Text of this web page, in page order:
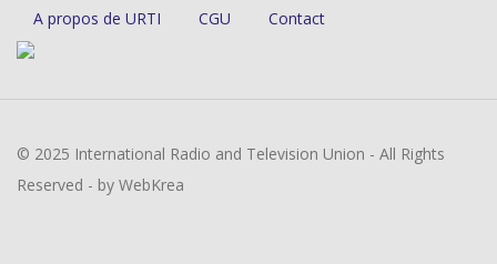
A propos de URTI CGU Contact
© 2025 International Radio and Television Union - All Rights
Reserved - by WebKrea